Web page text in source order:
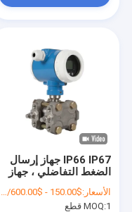
IP66 IP67 جهاز إرسال
الضغط التفاضلي ، جهاز
إرسال مستوى نوع
بروتوكول هارت
الأسعار:$150.00 - $600.00/Pieces
MOQ:1 قطع